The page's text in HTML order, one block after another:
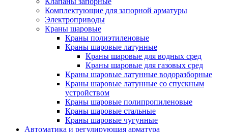
Комплектующие для запорной арматуры
Электроприводы
Краны шаровые
Краны полиэтиленовые
Краны шаровые латунные
Краны шаровые для водных сред
Краны шаровые для газовых сред
Краны шаровые латунные водоразборные
Краны шаровые латунные со спускным
устройством
Краны шаровые полипропиленовые
Краны шаровые стальные
Краны шаровые чугунные
Автоматика и регулирующая арматура